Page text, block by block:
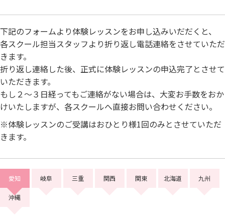
下記のフォームより体験レッスンをお申し込みいだだくと、
各スクール担当スタッフより折り返し電話連絡をさせていただ
きます。
折り返し連絡した後、正式に体験レッスンの申込完了とさせて
いただきます。
もし２～３日経ってもご連絡がない場合は、大変お手数をおか
けいたしますが、各スクールへ直接お問い合わせください。
※体験レッスンのご受講はおひとり様1回のみとさせていただ
きます。
愛知 岐阜 三重 関西 関東 北海道 九州
沖縄